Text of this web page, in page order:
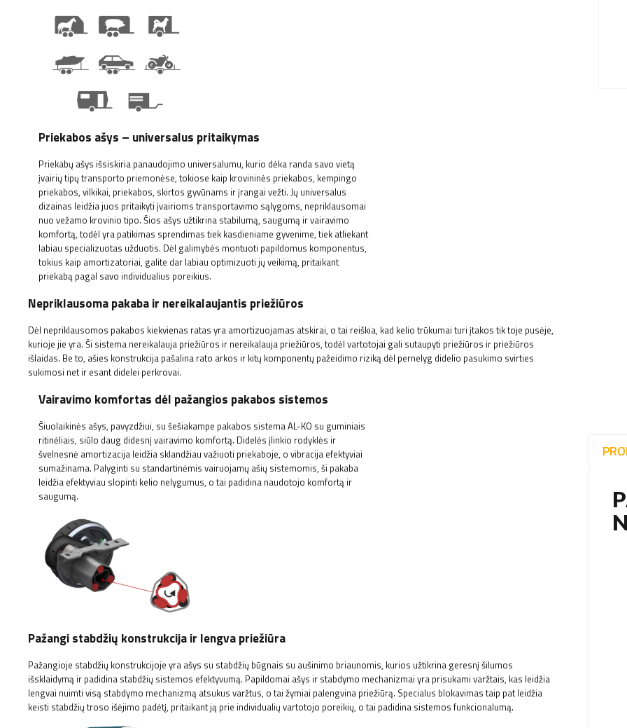
Priekabos ašys – universalus pritaikymas
Priekabų ašys išsiskiria panaudojimo universalumu, kurio dėka randa savo vietą
įvairių tipų transporto priemonėse, tokiose kaip krovininės priekabos, kempingo
priekabos, vilkikai, priekabos, skirtos gyvūnams ir įrangai vežti. Jų universalus
dizainas leidžia juos pritaikyti įvairioms transportavimo sąlygoms, nepriklausomai
nuo vežamo krovinio tipo. Šios ašys užtikrina stabilumą, saugumą ir vairavimo
komfortą, todėl yra patikimas sprendimas tiek kasdieniame gyvenime, tiek atliekant
labiau specializuotas užduotis. Dėl galimybės montuoti papildomus komponentus,
tokius kaip amortizatoriai, galite dar labiau optimizuoti jų veikimą, pritaikant
priekabą pagal savo individualius poreikius.
Nepriklausoma pakaba ir nereikalaujantis priežiūros
Dėl nepriklausomos pakabos kiekvienas ratas yra amortizuojamas atskirai, o tai reiškia, kad kelio trūkumai turi įtakos tik toje pusėje,
kurioje jie yra. Ši sistema nereikalauja priežiūros ir nereikalauja priežiūros, todėl vartotojai gali sutaupyti priežiūros ir priežiūros
išlaidas. Be to, ašies konstrukcija pašalina rato arkos ir kitų komponentų pažeidimo riziką dėl pernelyg didelio pasukimo svirties
sukimosi net ir esant didelei perkrovai.
Vairavimo komfortas dėl pažangios pakabos sistemos
Šiuolaikinės ašys, pavyzdžiui, su šešiakampe pakabos sistema AL-KO su guminiais
ritinėliais, siūlo daug didesnį vairavimo komfortą. Didelės įlinkio rodyklės ir
švelnesnė amortizacija leidžia sklandžiau važiuoti priekaboje, o vibracija efektyviai
sumažinama. Palyginti su standartinėmis vairuojamų ašių sistemomis, ši pakaba
leidžia efektyviau slopinti kelio nelygumus, o tai padidina naudotojo komfortą ir
saugumą.
Pažangi stabdžių konstrukcija ir lengva priežiūra
Pažangioje stabdžių konstrukcijoje yra ašys su stabdžių būgnais su aušinimo briaunomis, kurios užtikrina geresnį šilumos
išsklaidymą ir padidina stabdžių sistemos efektyvumą. Papildomai ašys ir stabdymo mechanizmai yra prisukami varžtais, kas leidžia
lengvai nuimti visą stabdymo mechanizmą atsukus varžtus, o tai žymiai palengvina priežiūrą. Specialus blokavimas taip pat leidžia
keisti stabdžių troso išėjimo padėtį, pritaikant ją prie individualių vartotojo poreikių, o tai padidina sistemos funkcionalumą.